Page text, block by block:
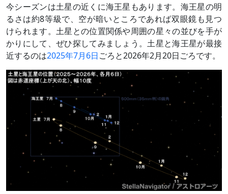
今シーズンは土星の近くに海王星もあります。海王星の明
るさは約8等級で、空が暗いところであれば双眼鏡も見つ
けられます。土星との位置関係や周囲の星々の並びを手が
かりにして、ぜひ探してみましょう。土星と海王星が最接
近するのは2025年7月6日ごろと2026年2月20日ごろです。